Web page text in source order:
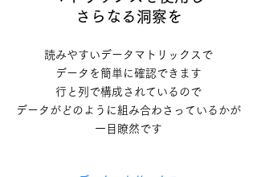
さらなる洞察を
読みやすいデータマトリックスで
データを簡単に確認できます
行と列で構成されているので
データがどのように組み合わさっているかが
一目瞭然です